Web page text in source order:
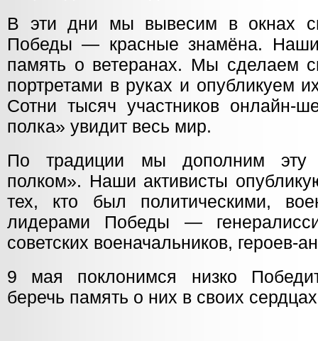
В эти дни мы вывесим в окнах
Победы — красные знамёна. Наши
память о ветеранах. Мы сделаем
портретами в руках и опубликуем
Сотни тысяч участников онлайн-
полка» увидит весь мир.
По традиции мы дополним эту
полком». Наши активисты
тех, кто был политическими,
лидерами Победы —
советских военачальников, героев-
9 мая поклонимся низко
беречь память о них в своих